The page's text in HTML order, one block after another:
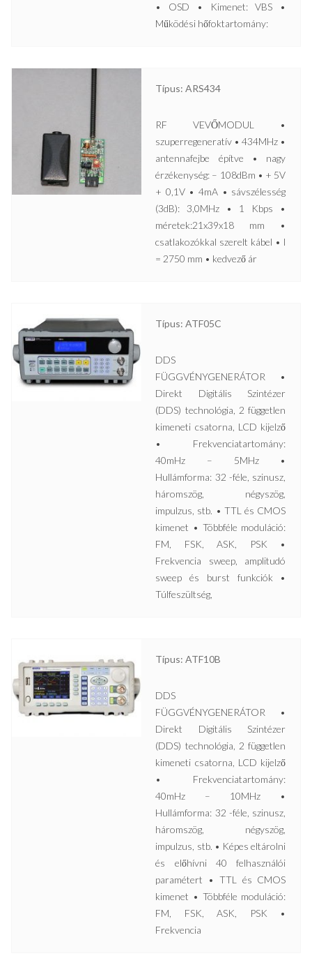
• OSD • Kimenet: VBS •
Működési hőfoktartomány:
Típus: ARS434
RF VEVŐMODUL •
szuperregeneratív • 434MHz •
antennafejbe építve • nagy
érzékenység: – 108dBm • + 5V
+ 0,1V • 4mA • sávszélesség
(3dB): 3,0MHz • 1 Kbps •
méretek:21x39x18 mm •
csatlakozókkal szerelt kábel • l
= 2750 mm • kedvező ár
Típus: ATF05C
DDS
FÜGGVÉNYGENERÁTOR •
Direkt Digitális Szintézer
(DDS) technológia, 2 független
kimeneti csatorna, LCD kijelző
• Frekvenciatartomány:
40mHz – 5MHz •
Hullámforma: 32 -féle, szinusz,
háromszög, négyszög,
impulzus, stb. • TTL és CMOS
kimenet • Többféle moduláció:
FM, FSK, ASK, PSK •
Frekvencia sweep, amplitudó
sweep és burst funkciók •
Túlfeszültség,
Típus: ATF10B
DDS
FÜGGVÉNYGENERÁTOR •
Direkt Digitális Szintézer
(DDS) technológia, 2 független
kimeneti csatorna, LCD kijelző
• Frekvenciatartomány:
40mHz – 10MHz •
Hullámforma: 32 -féle, szinusz,
háromszög, négyszög,
impulzus, stb. • Képes eltárolni
és előhívni 40 felhasználói
paramétert • TTL és CMOS
kimenet • Többféle moduláció:
FM, FSK, ASK, PSK •
Frekvencia